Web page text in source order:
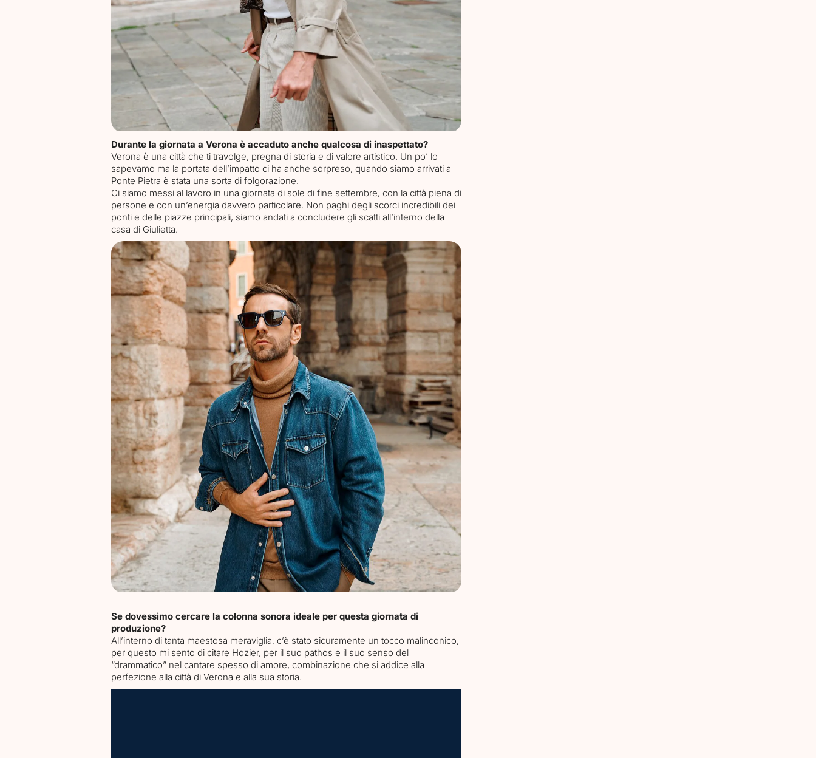
Contatti
Durante la giornata a Verona è accaduto anche qualcosa di inaspettato?
Verona è una città che ti travolge, pregna di storia e di valore artistico. Un po’ lo
sapevamo ma la portata dell’impatto ci ha anche sorpreso, quando siamo arrivati a
Ponte Pietra è stata una sorta di folgorazione.
Ci siamo messi al lavoro in una giornata di sole di fine settembre, con la città piena di
persone e con un’energia davvero particolare. Non paghi degli scorci incredibili dei
ponti e delle piazze principali, siamo andati a concludere gli scatti all’interno della
casa di Giulietta.
Se dovessimo cercare la colonna sonora ideale per questa giornata di
produzione?
All’interno di tanta maestosa meraviglia, c’è stato sicuramente un tocco malinconico,
per questo mi sento di citare Hozier, per il suo pathos e il suo senso del
“drammatico” nel cantare spesso di amore, combinazione che si addice alla
perfezione alla città di Verona e alla sua storia.